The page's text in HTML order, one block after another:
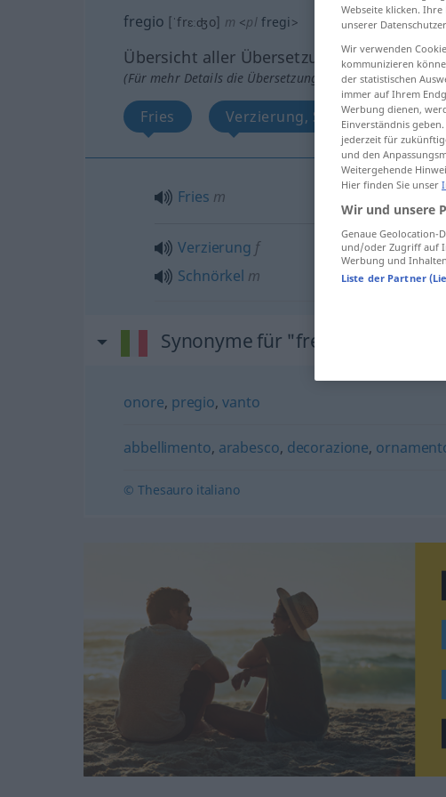
fregio [ˈfrɛːʤo] m <plfregi>
Übersicht aller Übersetzungen
(Für mehr Details die Übersetzung anklicken/antippen)
Fries Verzierung, Schnörkel
Fries m
Verzierung f
Schnörkel m
Synonyme für "fregio"
onore, pregio,vanto
abbellimento, arabesco, decorazione,
© Thesauro italiano
Webseite klicken.
unserer
Wir verwenden
kommunizieren
der statistischen
immer auf Ihrem
Werbung dienen,
Einverständnis
jederzeit für
und den
Weitergehende
Hier finden Sie unser
Wir und unsere
Genaue Geolocation-
und/oder Zugriff auf
Werbung und
Liste der Partner